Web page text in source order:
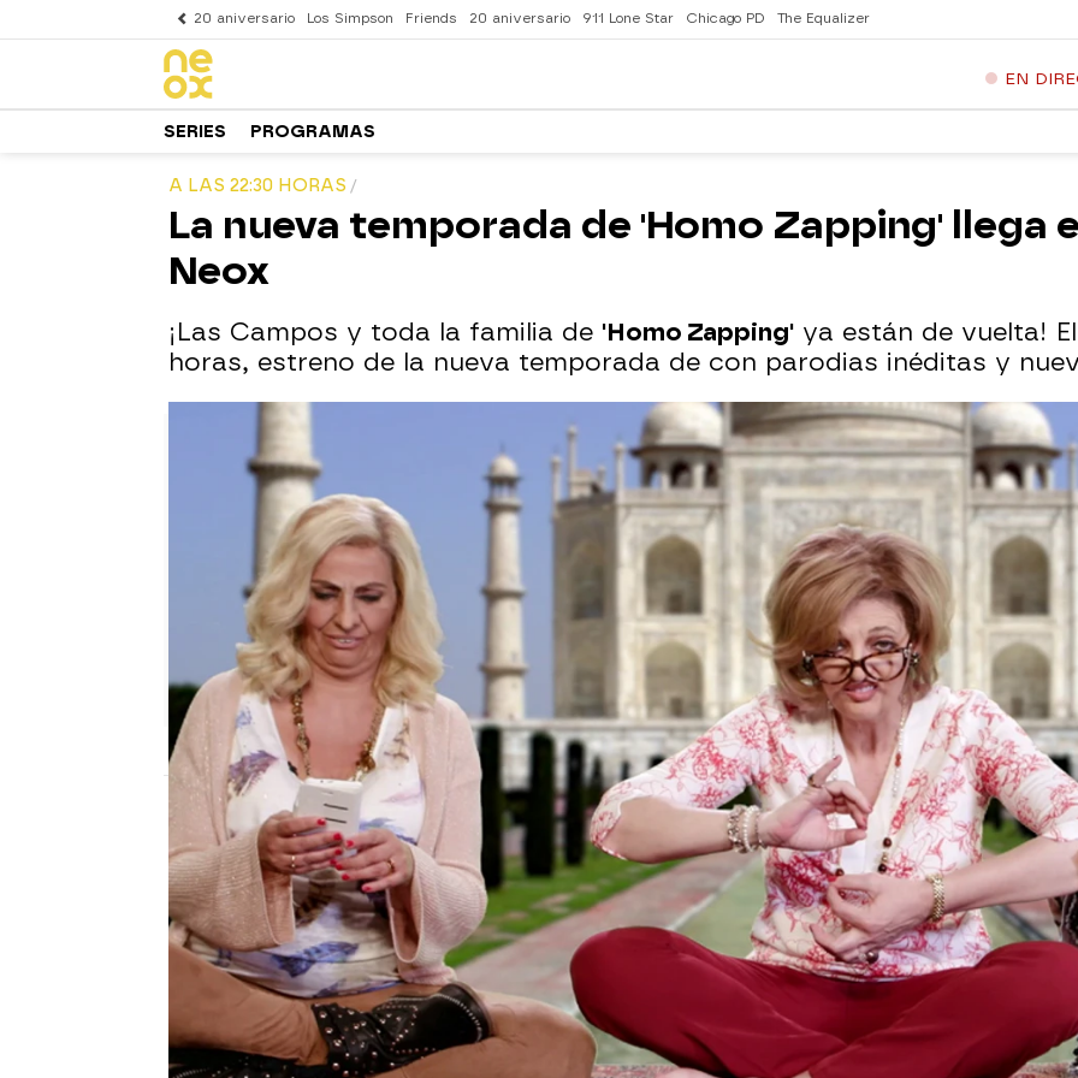
20 aniversario Los Simpson Friends 20 aniversario 911 Lone Star Chicago PD The Equalizer
EN
SERIES PROGRAMAS
A LAS 22:30 HORAS
La nueva temporada de 'Homo Zapping' llega
Neox
¡Las Campos y toda la familia de 'Homo Zapping' ya están de vuelta!
horas, estreno de la nueva temporada de con parodias inéditas y
neox
Madrid
Publicado:10 de junio de 2018, 23:40
WhatsappFacebook
X
Silvia Abril Olga Hueso Homo Zapping las campos